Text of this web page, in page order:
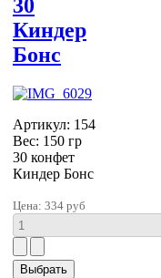
30
Киндер
Бонс
Артикул: 154
Вес: 150 гр
30 конфет
Киндер Бонс
Цена: 334 руб